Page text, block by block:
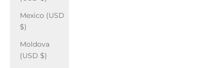
Mexico (USD
$)
Moldova
(USD $)